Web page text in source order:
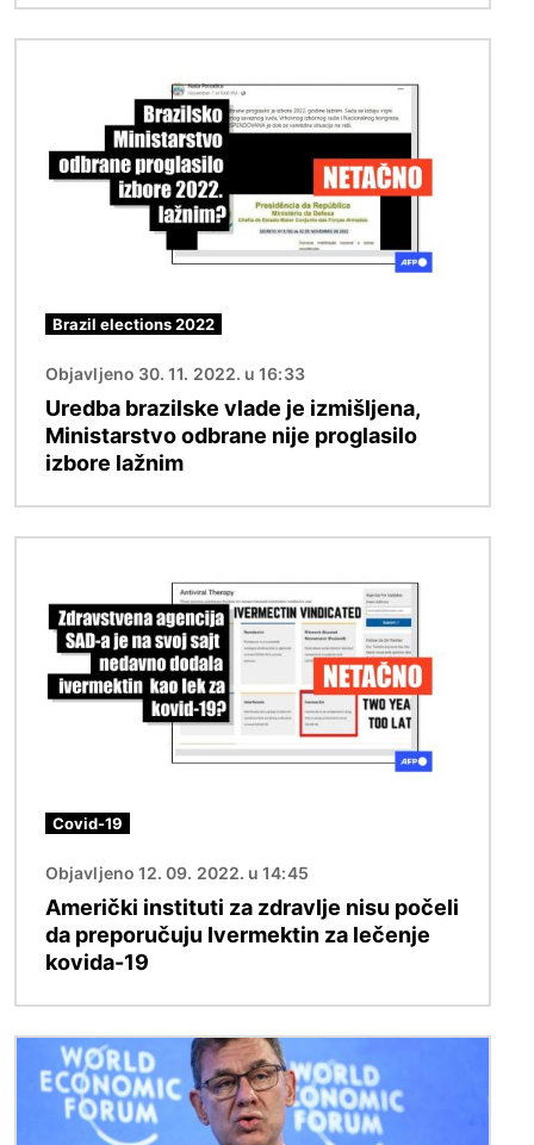
Brazil elections 2022
Objavljeno 30. 11. 2022. u 16:33
Uredba brazilske vlade je izmišljena,
Ministarstvo odbrane nije proglasilo
izbore lažnim
Covid-19
Objavljeno 12. 09. 2022. u 14:45
Američki instituti za zdravlje nisu počeli
da preporučuju Ivermektin za lečenje
kovida-19
Image